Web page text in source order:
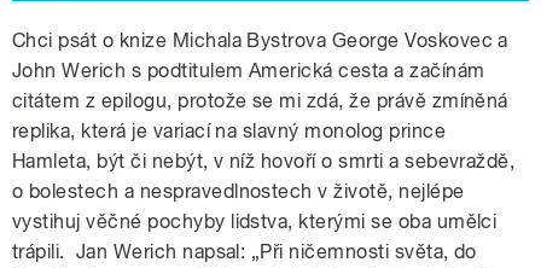
Chci psát o knize Michala Bystrova George Voskovec a
John Werich s podtitulem Americká cesta a začínám
citátem z epilogu, protože se mi zdá, že právě zmíněná
replika, která je variací na slavný monolog prince
Hamleta, být či nebýt, v níž hovoří o smrti a sebevraždě,
o bolestech a nespravedlnostech v životě, nejlépe
vystihuj věčné pochyby lidstva, kterými se oba umělci
trápili. Jan Werich napsal: „Při ničemnosti světa, do